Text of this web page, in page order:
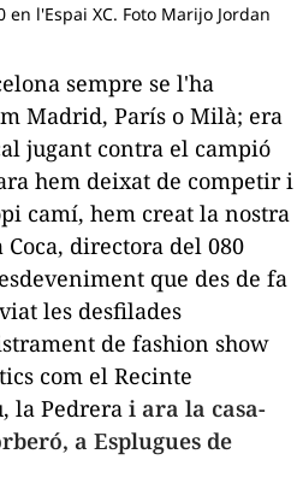
l'Espai XC. Foto Marijo Jordan
sempre se l'ha
Madrid, París o Milà; era
jugant contra el campió
hem deixat de competir i
camí, hem creat la nostra
directora del 080
que des de fa
les desfilades
de fashion show
com el Recinte
la Pedrera i ara la casa-
a Esplugues de